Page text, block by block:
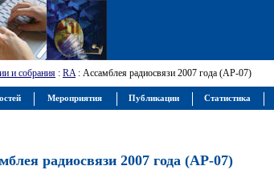
и собрания : RA: Ассамблея радиосвязи 2007 года (АР-07)
радиосвязи 2007 года (АР-07)
Мероприятия Публикации Статистика